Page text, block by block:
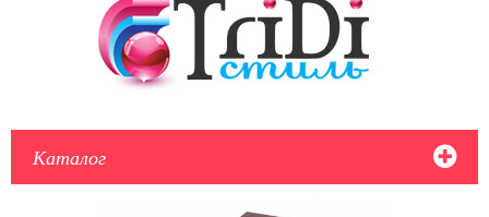
Каталог